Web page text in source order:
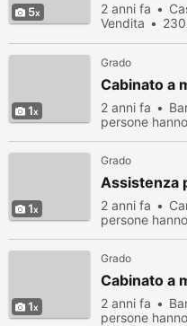
5 2 anni fa
Vendita
1
Grado
Cabinato a
2 anni fa
persone
1
Grado
Assistenza
2 anni fa
persone
1
Grado
Cabinato a
2 anni fa
persone